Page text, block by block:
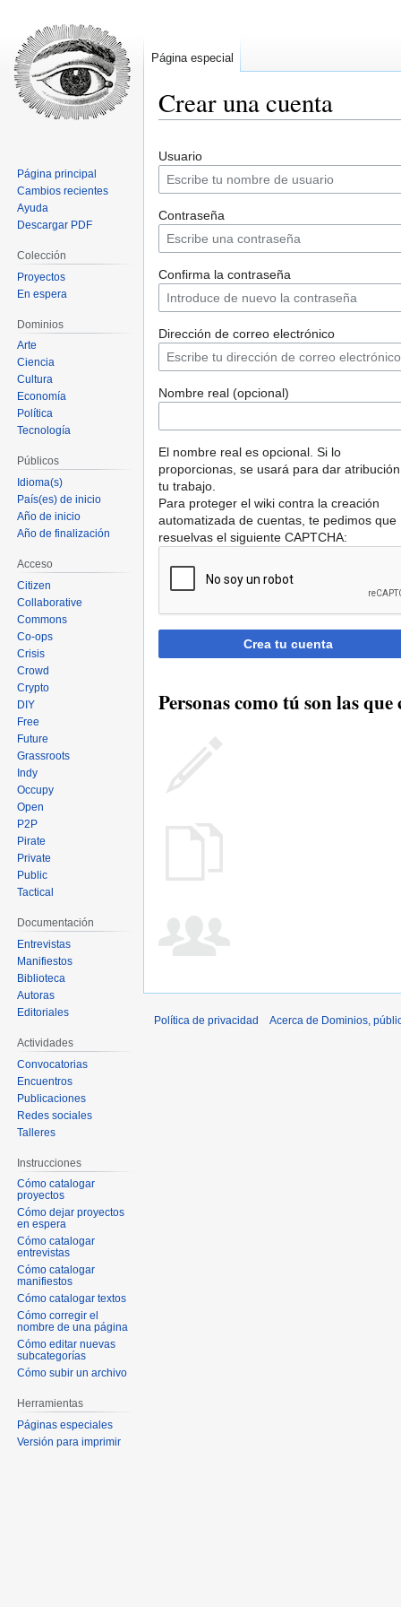
Crear una cuenta
a
a
Usuario
Contraseña
Confirma la contraseña
Dirección de correo electrónico
Nombre real (opcional)
El nombre real es opcional. Si lo
proporcionas, se usará para dar
tu trabajo.
Para proteger el wiki contra la creación
automatizada de cuentas, te pedimos que
resuelvas el siguiente CAPTCHA:
Crea tu cuenta
Personas como tú son las
Página especial
Página principal
Cambios recientes
Ayuda
Descargar PDF
Colección
Proyectos
En espera
Dominios
Arte
Ciencia
Cultura
Economía
Política
Tecnología
Públicos
Idioma(s)
País(es) de inicio
Año de inicio
Año de finalización
Acceso
Citizen
Collaborative
Commons
Co-ops
Crisis
Crowd
Crypto
DIY
Free
Future
Grassroots
Indy
Occupy
Open
P2P
Pirate
Private
Public
Tactical
Documentación
Entrevistas
Manifiestos
Biblioteca
Autoras
Editoriales
Actividades
Convocatorias
Encuentros
Publicaciones
Redes sociales
Talleres
Instrucciones
Cómo catalogar
proyectos
Cómo dejar proyectos
en espera
Cómo catalogar
entrevistas
Cómo catalogar
manifiestos
Cómo catalogar textos
Cómo corregir el
nombre de una página
Cómo editar nuevas
subcategorías
Cómo subir un archivo
Herramientas
Páginas especiales
Versión para imprimir
Política de privacidad Acerca de Dominios,